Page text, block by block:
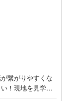
繋がりやすくな
！現地を見学さ